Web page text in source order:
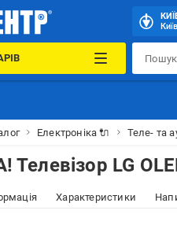
Електроніка 🔌 Теле- та
Телевізор LG
Характеристики